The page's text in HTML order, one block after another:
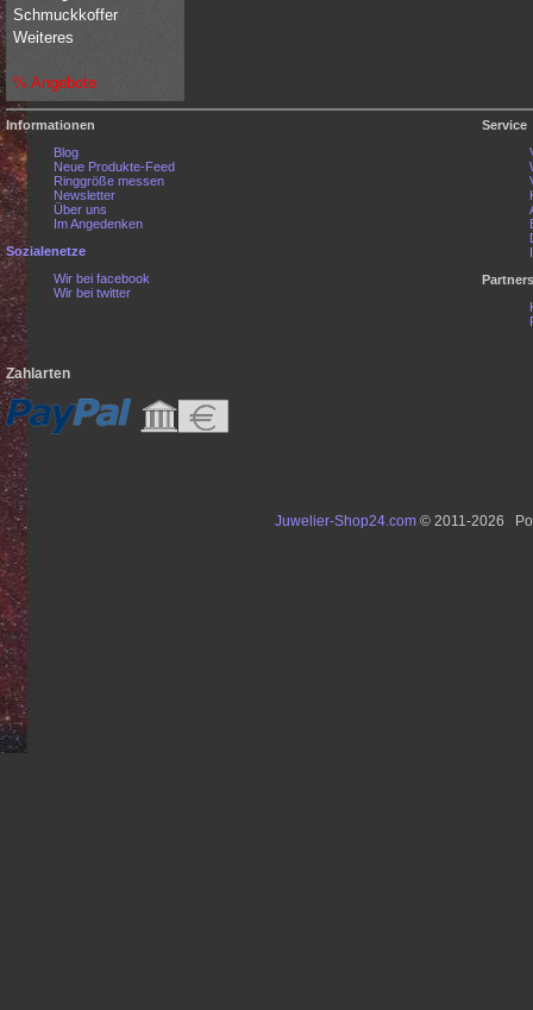
Schmuckkoffer
Weiteres
% Angebote
Informationen
Blog
Neue Produkte-Feed
Ringgröße messen
Newsletter
Über uns
Im Angedenken
Sozialenetze
Wir bei facebook
Wir bei twitter
Service
Zahlarten
Juwelier-Shop24.com© 2011-2026